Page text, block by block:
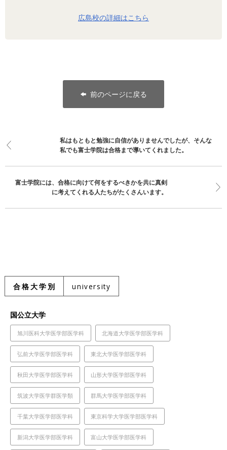
広島校の詳細はこちら
前のページに戻る
私はもともと勉強に自信がありませんでしたが、そんな
私でも富士学院は合格まで導いてくれました。
富士学院には、合格に向けて何をするべきかを共に真剣
に考えてくれる人たちがたくさんいます。
合格大学別 university
国公立大学
旭川医科大学医学部医学科 北海道大学医学部医学科
弘前大学医学部医学科 東北大学医学部医学科
秋田大学医学部医学科 山形大学医学部医学科
筑波大学医学群医学類 群馬大学医学部医学科
千葉大学医学部医学科 東京科学大学医学部医学科
新潟大学医学部医学科 富山大学医学部医学科